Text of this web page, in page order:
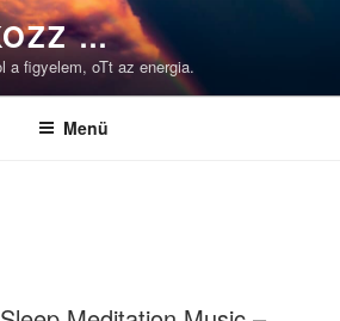
…
figyelem, oTt az energia.
Menü